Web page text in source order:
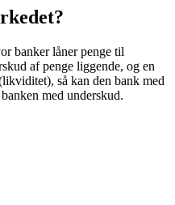
banker låner penge til
af penge liggende, og en
så kan den bank med
med underskud.